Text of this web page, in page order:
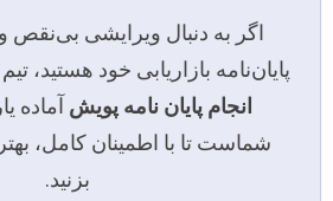
اگر به دنبال ویرایشی
پایان‌نامه بازاریابی خود هستید،
انجام پایان نامه پویش آماده
شماست تا با اطمینان کامل،
بزنید.